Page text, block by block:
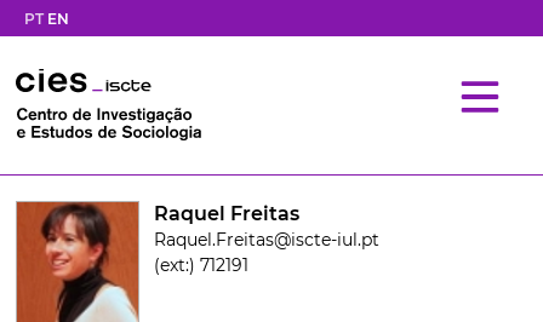
PT EN
Raquel Freitas
Raquel.Freitas@iscte-iul.pt
(ext:) 712191